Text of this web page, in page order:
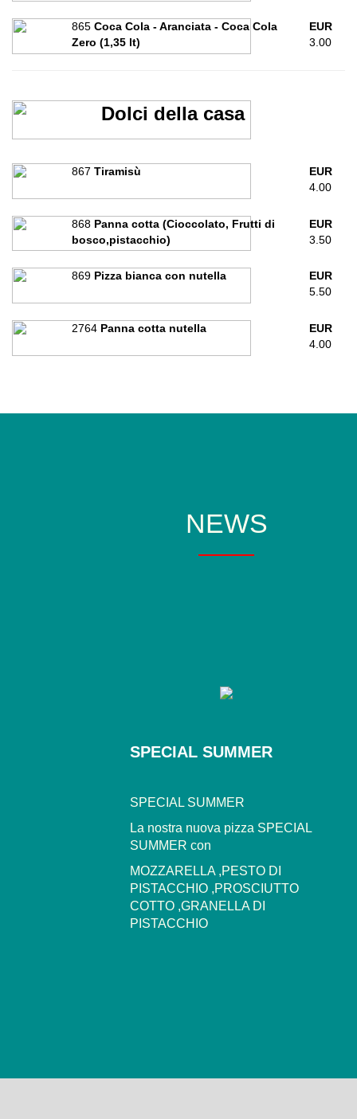
865 Coca Cola - Aranciata - Coca Cola
Zero (1,35 lt)
EUR
3.00
Dolci della casa
867 Tiramisù
EUR
4.00
868 Panna cotta (Cioccolato, Frutti di
bosco,pistacchio)
EUR
3.50
869 Pizza bianca con nutella
EUR
5.50
2764 Panna cotta nutella
EUR
4.00
NEWS
SPECIAL SUMMER
SPECIAL SUMMER
La nostra nuova pizza SPECIAL
SUMMER con
MOZZARELLA ,PESTO DI
PISTACCHIO ,PROSCIUTTO
COTTO ,GRANELLA DI
PISTACCHIO